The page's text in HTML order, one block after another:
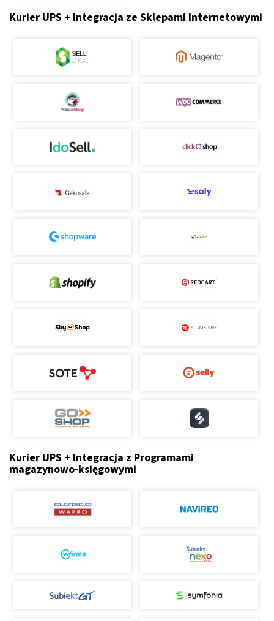
Kurier UPS + Integracja ze Sklepami Internetowymi
Kurier UPS + Integracja z Programami
magazynowo-księgowymi